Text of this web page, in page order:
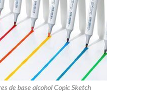
de base alcohol Copic Sketch